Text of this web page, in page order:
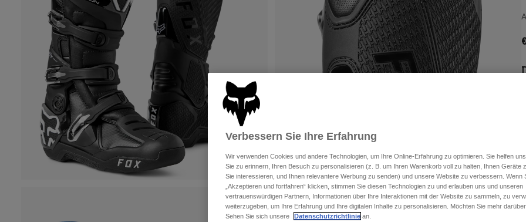
Verbessern Sie Ihre Erfahrung
Wir verwenden Cookies und andere Technologien, um Ihre Online-Erfahrung zu optimieren. Sie helfen
Sie zu erinnern, Ihren Besuch zu personalisieren (z. B. um Ihren Warenkorb voll zu halten, Ihnen Geräte
Sie interessieren, und Ihnen relevantere Werbung zu senden) und unsere Website zu verbessern. Wenn
„Akzeptieren und fortfahren“ klicken, stimmen Sie diesen Technologien zu und erlauben uns und unseren
vertrauenswürdigen Partnern, Informationen über Ihre Interaktionen mit der Website zu sammeln, zu
weiterzugeben, um Ihre Erfahrung und Ihre digitalen Inhalte zu personalisieren. Möchten Sie mehr
Sehen Sie sich unsere
Datenschutzrichtlinie an.